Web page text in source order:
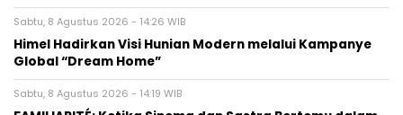
Sabtu, 8 Agustus 2026 - 14:26 WIB
Himel Hadirkan Visi Hunian Modern melalui Kampanye
Global “Dream Home”
Sabtu, 8 Agustus 2026 - 14:19 WIB